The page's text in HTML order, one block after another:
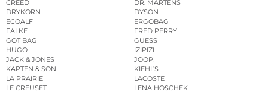
CREED
DR. MARTENS
DRYKORN
DYSON
ECOALF
ERGOBAG
FALKE
FRED PERRY
GOT BAG
GUESS
HUGO
IZIPIZI
JACK & JONES
JOOP!
KAPTEN & SON
KIEHL’S
LA PRAIRIE
LACOSTE
LE CREUSET
LENA HOSCHEK